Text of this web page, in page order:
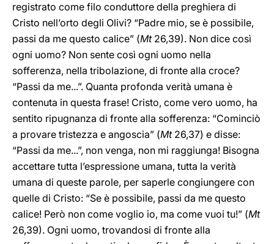
registrato come filo conduttore della preghiera di
Cristo nell’orto degli Olivi? “Padre mio, se è possibile,
passi da me questo calice” (Mt26,39). Non dice così
ogni uomo? Non sente così ogni uomo nella
sofferenza, nella tribolazione, di fronte alla croce?
“Passi da me...”. Quanta profonda verità umana è
contenuta in questa frase! Cristo, come vero uomo, ha
sentito ripugnanza di fronte alla sofferenza: “Cominciò
a provare tristezza e angoscia” (Mt26,37) e disse:
“Passi da me...”, non venga, non mi raggiunga! Bisogna
accettare tutta l’espressione umana, tutta la verità
umana di queste parole, per saperle congiungere con
quelle di Cristo: “Se è possibile, passi da me questo
calice! Però non come voglio io, ma come vuoi tu!” (Mt
26,39). Ogni uomo, trovandosi di fronte alla